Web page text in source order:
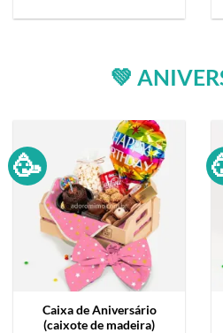
💚
🥳
Caixa deAniversário
(caixote de madeira)